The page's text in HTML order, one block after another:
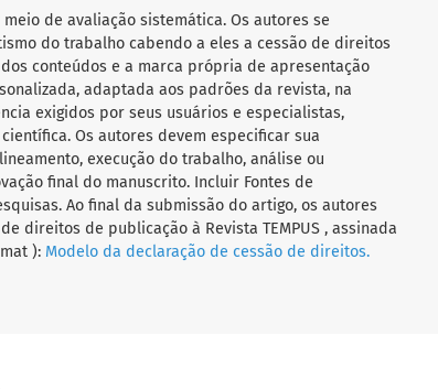
de avaliação sistemática. Os autores se
do trabalho cabendo a eles a cessão de direitos
conteúdos e a marca própria de apresentação
adaptada aos padrões da revista, na
exigidos por seus usuários e especialistas,
Os autores devem especificar sua
execução do trabalho, análise ou
final do manuscrito. Incluir Fontes de
Ao final da submissão do artigo, os autores
direitos de publicação à Revista TEMPUS , assinada
): Modelo da declaração de cessão de direitos.